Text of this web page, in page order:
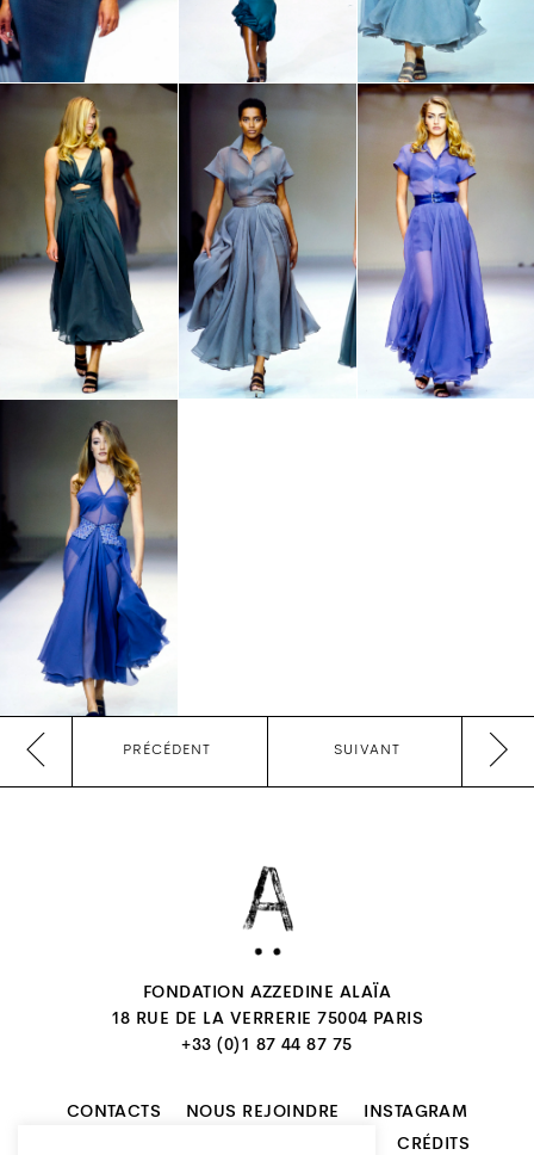
PRÉCÉDENT SUIVANT
FONDATION AZZEDINE ALAÏA
18 RUE DE LA VERRERIE 75004 PARIS
+33 (0)1 87 44 87 75
CONTACTS NOUS REJOINDRE
INSTAGRAM
CRÉDITS